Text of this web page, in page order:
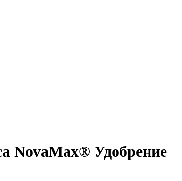
NovaMax® Удобрение